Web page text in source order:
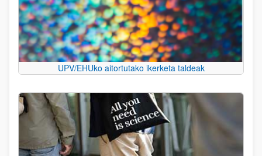
UPV/EHUko aitortutako ikerketa taldeak